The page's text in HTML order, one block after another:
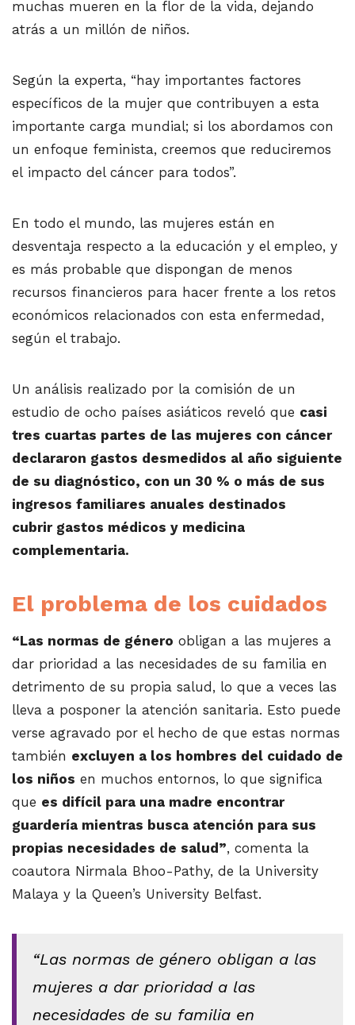
muchas mueren en la flor de la vida, dejando
atrás a un millón de niños.
Según la experta, “hay importantes factores
específicos de la mujer que contribuyen a esta
importante carga mundial; si los abordamos con
un enfoque feminista, creemos que reduciremos
el impacto del cáncer para todos”.
En todo el mundo, las mujeres están en
desventaja respecto a la educación y el empleo, y
es más probable que dispongan de menos
recursos financieros para hacer frente a los retos
económicos relacionados con esta enfermedad,
según el trabajo.
Un análisis realizado por la comisión de un
estudio de ocho países asiáticos reveló que casi
tres cuartas partes de las mujeres con cáncer
declararon gastos desmedidos al año siguiente
de su diagnóstico, con un 30 % o más de sus
ingresos familiares anuales destinados
cubrir gastos médicos y medicina
complementaria.
El problema de los cuidados
“Las normas de género obligan a las mujeres a
dar prioridad a las necesidades de su familia en
detrimento de su propia salud, lo que a veces las
lleva a posponer la atención sanitaria. Esto puede
verse agravado por el hecho de que estas normas
también excluyen a los hombres del cuidado de
los niños en muchos entornos, lo que significa
que es difícil para una madre encontrar
guardería mientras busca atención para sus
propias necesidades de salud”, comenta la
coautora Nirmala Bhoo-Pathy, de la University
Malaya y la Queen’s University Belfast.
“Las normas de género obligan a las
mujeres a dar prioridad a las
necesidades de su familia en